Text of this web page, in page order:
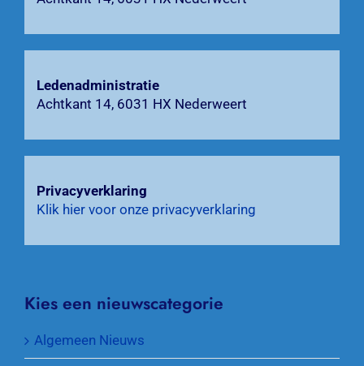
Zoeken
Ledenadministratie
Achtkant 14, 6031 HX Nederweert
Privacyverklaring
Klik hier voor onze privacyverklaring
Kies een nieuwscategorie
Algemeen Nieuws